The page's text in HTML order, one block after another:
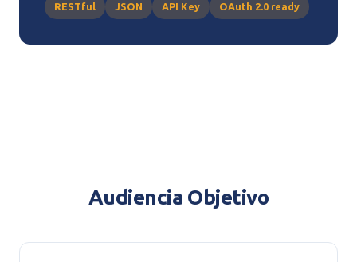
RESTful JSON API Key OAuth 2.0 ready
Audiencia Objetivo